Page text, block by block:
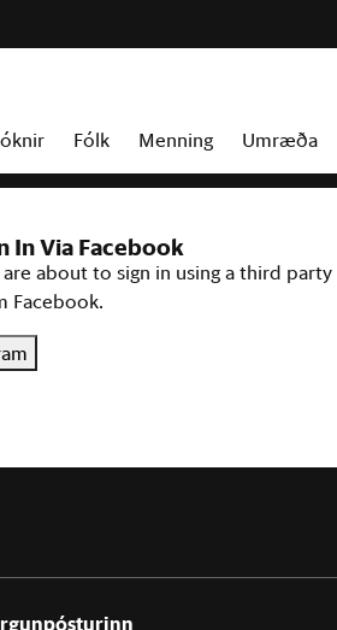
Fólk Menning Umræða
In Via Facebook
are about to sign in using a third
Facebook.